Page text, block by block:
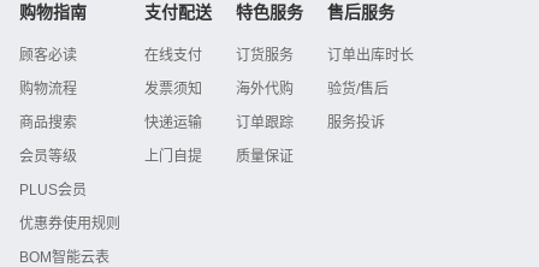
购物指南
顾客必读
购物流程
商品搜索
会员等级
PLUS会员
优惠券使用规则
BOM智能云表
支付配送
在线支付
发票须知
快递运输
上门自提
特色服务
订货服务
海外代购
订单跟踪
质量保证
售后服务
订单出库时长
验货/售后
服务投诉